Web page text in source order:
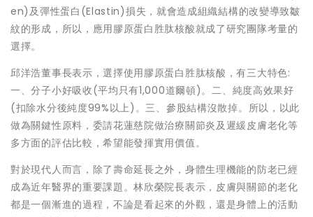
en)及彈性蛋白(Elastin)損失，就會造成組織結構的改變導致皺
紋的形成，所以，應用膠原蛋白胜肽核酸就成了研究團隊考量的
選擇。
邱洋浩董事長表示，選擇使用膠原蛋白胜肽核酸，有三大特色:
一、分子小好吸收(平均只有1,000道爾頓)。二、純度高效果好
(扣除水分後純度99%以上)。三、參股結構沒散掉。所以，以此
做為關鍵性原料，委請花蓮慈院做治療關節炎及遲緩皮膚老化等
多方面的評估比較，希望能發揮實用價值。
對於現代人而言，除了壽命延長之外，身體生理機能的防老已經
成為近年醫界的重要課題。林欣榮院長表示，皮膚與關節的老化
都是一個漸進的過程，不論是看起來的外觀，還是身體上的活動